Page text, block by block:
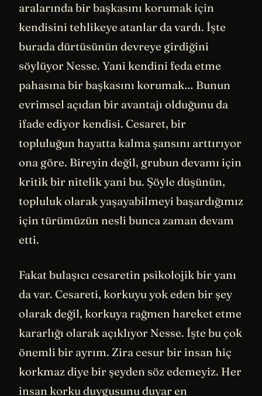
aralarında bir başkasını korumak için
kendisini tehlikeye atanlar da vardı. İşte
burada dürtüsünün devreye girdiğini
söylüyor Nesse. Yani kendini feda etme
pahasına bir başkasını korumak… Bunun
evrimsel açıdan bir avantajı olduğunu da
ifade ediyor kendisi. Cesaret, bir
topluluğun hayatta kalma şansını arttırıyor
ona göre. Bireyin değil, grubun devamı için
kritik bir nitelik yani bu. Şöyle düşünün,
topluluk olarak yaşayabilmeyi başardığımız
için türümüzün nesli bunca zaman devam
etti.
Fakat bulaşıcı cesaretin psikolojik bir yanı
da var. Cesareti, korkuyu yok eden bir şey
olarak değil, korkuya rağmen hareket etme
kararlığı olarak açıklıyor Nesse. İşte bu çok
önemli bir ayrım. Zira cesur bir insan hiç
korkmaz diye bir şeyden söz edemeyiz. Her
insan korku duygusunu duyar en